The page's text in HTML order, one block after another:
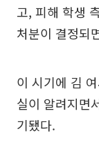
고, 피해 학생
처분이 결정되
이 시기에 김
실이 알려지면
기됐다.